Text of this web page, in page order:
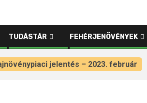
TUDÁSTÁR FEHÉRJENÖVÉNYEK
jelentés – 2023. február